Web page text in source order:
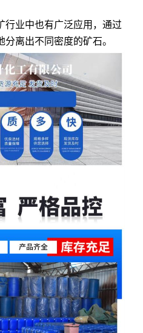
行业中也有广泛应用，通过
离出不同密度的矿石。